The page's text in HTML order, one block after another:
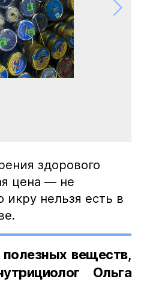
здорового
цена — не
икру нельзя есть в
веществ,
Ольга